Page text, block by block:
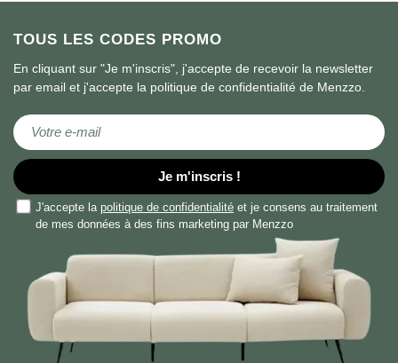
TOUS LES CODES PROMO
En cliquant sur "Je m'inscris", j'accepte de recevoir la newsletter
par email et j'accepte la politique de confidentialité de Menzzo.
Inscription à notre lettre d’information :
Je m'inscris !
J'accepte la politique de confidentialité et je consens au traitement
de mes données à des fins marketing par Menzzo